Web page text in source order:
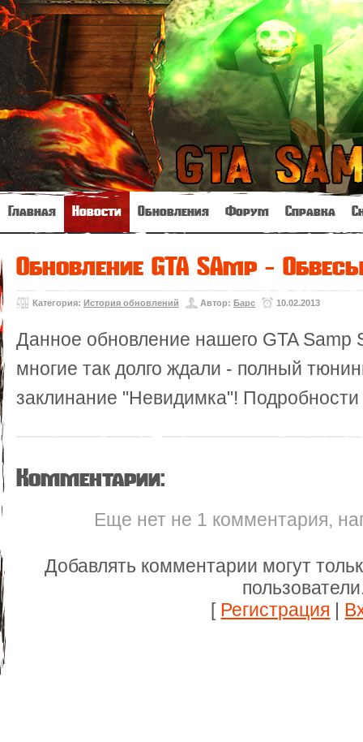
Главная Новости Обновления Форум Справка
Обновление GTA SAmp -
Категория: История обновлений Автор: Барс 10.02.2013
Данное обновление нашего GTA Samp
многие так долго ждали - полный
заклинание "Невидимка"! Подробности
Комментарии:
Еще нет не 1 комментария,
Добавлять комментарии могут
[ Регистрация |